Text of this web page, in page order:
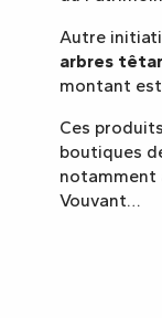
Autre
arbres
montant
Ces
boutiques
notamment
Vouvant…